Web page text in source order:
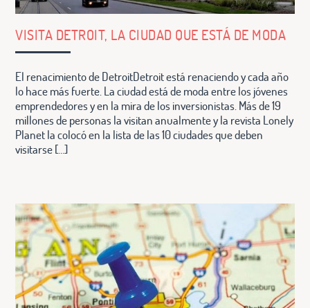
VISITA DETROIT, LA CIUDAD QUE ESTÁ DE MODA
El renacimiento de DetroitDetroit está renaciendo y cada año
lo hace más fuerte. La ciudad está de moda entre los jóvenes
emprendedores y en la mira de los inversionistas. Más de 19
millones de personas la visitan anualmente y la revista Lonely
Planet la colocó en la lista de las 10 ciudades que deben
visitarse […]